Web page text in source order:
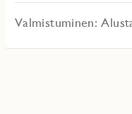
Valmistuminen: